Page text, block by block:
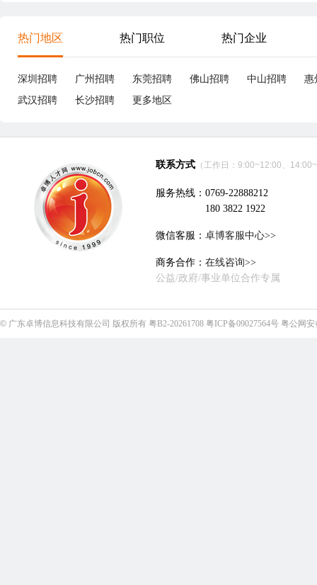
热门地区 热门职位 热门企业
深圳招聘 广州招聘 东莞招聘 佛山招聘 中山招聘
惠
武汉招聘
长沙招聘 更多地区
联系方式 （工作日：9:00~12:00、
服务热线：0769-22888212
180 3822 1922
微信客服： 卓博客服中心>>
商务合作： 在线咨询>>
公益/政府/事业单位合作专属
© 广东卓博信息科技有限公司 版权所有 粤B2-20261708 粤ICP备09027564号 粤公网安